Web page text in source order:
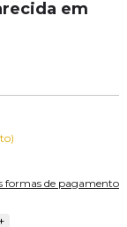
em
formas de pagamento